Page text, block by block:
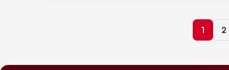
Page
1 2